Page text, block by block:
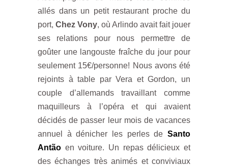
allés dans un petit restaurant proche du
port, Chez Vony, où Arlindo avait fait jouer
ses relations pour nous permettre de
goûter une langouste fraîche du jour pour
seulement 15€/personne! Nous avons été
rejoints à table par Vera et Gordon, un
couple d’allemands travaillant comme
maquilleurs à l’opéra et qui avaient
décidés de passer leur mois de vacances
annuel à dénicher les perles de Santo
Antão en voiture. Un repas délicieux et
des échanges très animés et conviviaux